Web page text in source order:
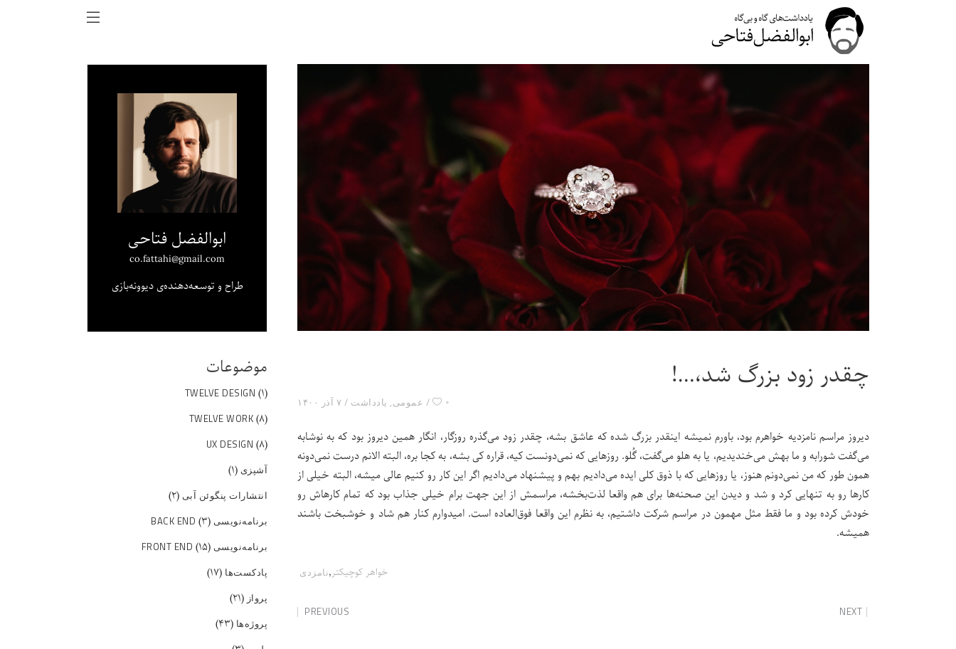
چقدر زود بزرگ شد،…!
۷ آذر ۱۴۰۰ عمومی, یادداشت ۰
دیروز مراسم نامزدیه خواهرم بود، باورم نمیشه اینقدر بزرگ شده که عاشق بشه، چقدر زود می‌گذره روزگار، انگار همین دیروز بود که به نوشابه
می‌گفت شورابه و ما بهش می‌خندیدیم، یا به هلو می‌گفت، گُلو. روزهایی که نمی‌دونست کیه، قراره کی بشه، به کجا بره، البته الانم درست نمی‌دونه
همون طور که من نمی‌دونم هنوز، یا روزهایی که با ذوق کلی ایده می‌دادیم بهم و پیشنهاد می‌دادیم اگر این کار رو کنیم عالی میشه، البته خیلی از
کارها رو به تنهایی کرد و شد و دیدن این صحنه‌ها برای هم واقعا لذت‌بخشه، مراسمش از این جهت برام خیلی جذاب بود که تمام کارهاش رو
خودش کرده بود و ما فقط مثل مهمون در مراسم شرکت داشتیم، به نظرم این واقعا فوق‌العاده است. امیدوارم کنار هم شاد و خوشبخت باشند
همیشه.
خواهر کوچیکتر,نامزدی
PREVIOUS NEXT
ابوالفضل فتاحی
co.fattahi@gmail.com
طراح و توسعه‌دهنده‌ی دیوونه‌بازی
موضوعات
TWELVE DESIGN (۱)
TWELVE WORK (۸)
UX DESIGN (۸)
آشپزی (۱)
انتشارات پنگوئن آبی (۲)
برنامه‌نویسی BACK END (۳)
برنامه‌نویسی FRONT END (۱۵)
پادکست‌ها (۱۷)
پرواز(۲۱)
پروژه‌ها (۴۳)